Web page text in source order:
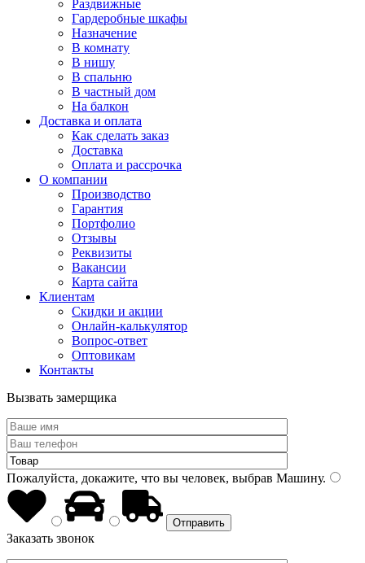
Раздвижные
Гардеробные шкафы
Назначение
В комнату
В нишу
В спальню
В частный дом
На балкон
Доставка и оплата
Как сделать заказ
Доставка
Оплата и рассрочка
О компании
Производство
Гарантия
Портфолио
Отзывы
Реквизиты
Вакансии
Карта сайта
Клиентам
Скидки и акции
Онлайн-калькулятор
Вопрос-ответ
Оптовикам
Контакты
Вызвать замерщика
Пожалуйста, докажите, что вы человек, выбрав Машину.
Заказать звонок